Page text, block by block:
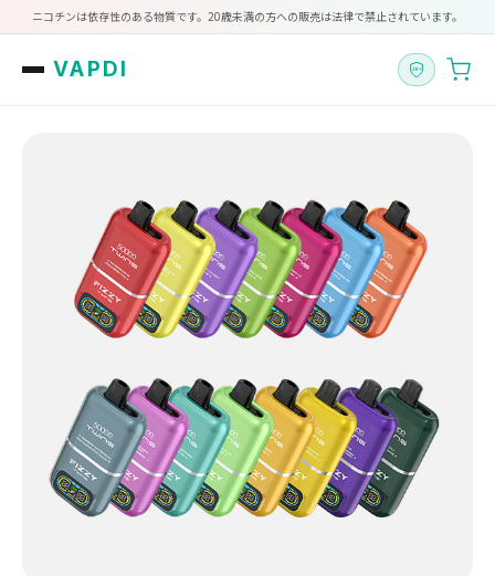
ニコチンは依存性のある物質です。20歳未満の方への販売は法律で禁止されています。
VAPDI